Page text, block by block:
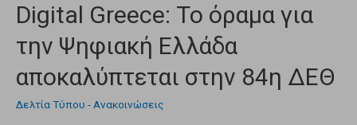
Digital Greece: Το όραμα για
την Ψηφιακή Ελλάδα
αποκαλύπτεται στην 84η ΔΕΘ
Δελτία Τύπου - Ανακοινώσεις